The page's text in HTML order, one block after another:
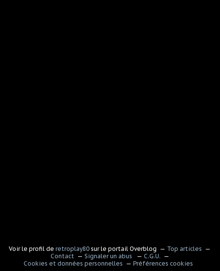
Voir le profil deretroplay80 sur le portail Overblog
Top articles
Contact
Signaler un abus
C.G.U.
Cookies et données personnelles
Préférences cookies